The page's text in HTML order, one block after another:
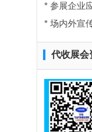
* 参展企业
* 场内外宣
代收展会